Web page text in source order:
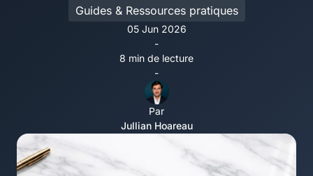
Guides & Ressources pratiques
05 Jun 2026
-
8 min de lecture
-
Par
Jullian Hoareau